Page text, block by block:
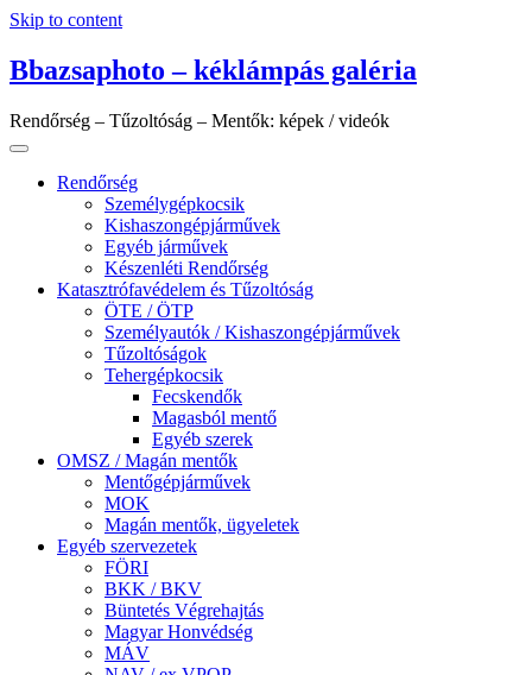
Skip to content
Bbazsaphoto – kéklámpás galéria
Rendőrség – Tűzoltóság – Mentők: képek / videók
Rendőrség
Személygépkocsik
Kishaszongépjárművek
Egyéb járművek
Készenléti Rendőrség
Katasztrófavédelem és Tűzoltóság
ÖTE / ÖTP
Személyautók / Kishaszongépjárművek
Tűzoltóságok
Tehergépkocsik
Fecskendők
Magasból mentő
Egyéb szerek
OMSZ / Magán mentők
Mentőgépjárművek
MOK
Magán mentők, ügyeletek
Egyéb szervezetek
FÖRI
BKK / BKV
Büntetés Végrehajtás
Magyar Honvédség
MÁV